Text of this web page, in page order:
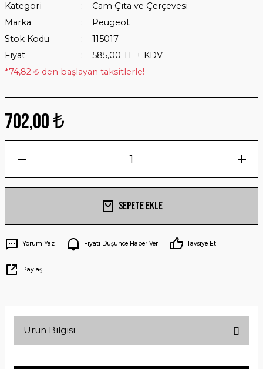
Kategori
Cam Çıta ve Çerçevesi
Marka
Peugeot
Stok Kodu
115017
Fiyat
585,00 TL + KDV
*74,82 ₺ den başlayan taksitlerle!
702,00 ₺
Sepete Ekle
Yorum Yaz Fiyatı Düşünce Haber Ver Tavsiye Et
Paylaş
Ürün Bilgisi